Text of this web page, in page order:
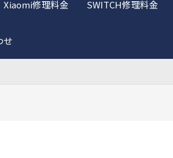
Xiaomi修理料金 SWITCH修理料金
せ